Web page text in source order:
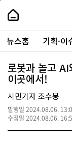
본
로
가
내
손
안
에
서
울
-
서
울
시
대
표
소
통
포
주
요
서
뉴스홈 기획·이
로봇과 놀고
이곳에서!
시민기자 조수봉
발행일 2024.08.06.
수정일 2024.08.06.
페
상
단
로